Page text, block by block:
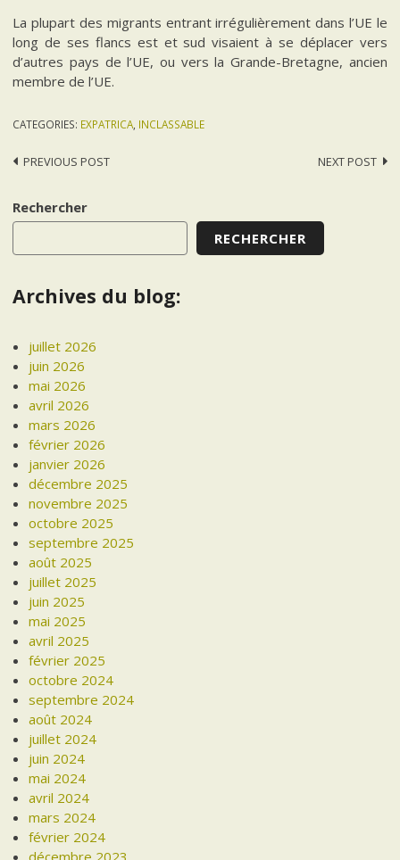
La plupart des migrants entrant irrégulièrement dans l’UE le
long de ses flancs est et sud visaient à se déplacer vers
d’autres pays de l’UE, ou vers la Grande-Bretagne, ancien
membre de l’UE.
CATEGORIES: EXPATRICA, INCLASSABLE
Post
PREVIOUS POST NEXT POST
Rechercher
RECHERCHER
Archives du blog:
juillet 2026
juin 2026
mai 2026
avril 2026
mars 2026
février 2026
janvier 2026
décembre 2025
novembre 2025
octobre 2025
septembre 2025
août 2025
juillet 2025
juin 2025
mai 2025
avril 2025
février 2025
octobre 2024
septembre 2024
août 2024
juillet 2024
juin 2024
mai 2024
avril 2024
mars 2024
février 2024
décembre 2023